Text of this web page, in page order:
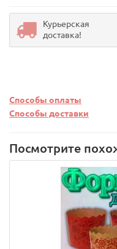
Курьерская
доставка!
Способы оплаты
Способы доставки
Посмотрите